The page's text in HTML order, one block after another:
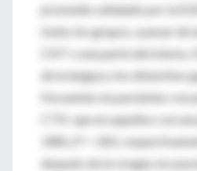
promedio señalado por la
todos los grupos, a pesar de
CNT o una parte del mismo.
de la lengua y los disturbios
frecuentes en pacientes con
CTN que en aquellos con
.008 y P = .001,
después de la cirugía, los